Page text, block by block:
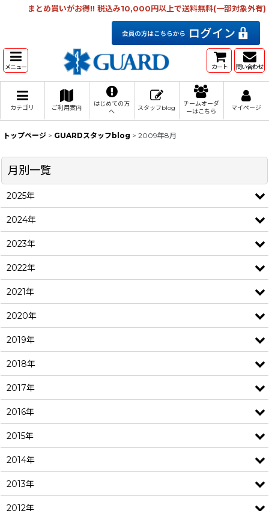
まとめ買いがお得!! 税込み10,000円以上で送料無料(一部対象外有)
メニュー カート 問い合わせ
カテゴリ ご利用案内
はじめての方
へ
スタッフblog
チームオーダ
ーはこちら
マイページ
トップページ > GUARDスタッフblog > 2009年8月
月別一覧
2025年
2024年
2023年
2022年
2021年
2020年
2019年
2018年
2017年
2016年
2015年
2014年
2013年
2012年